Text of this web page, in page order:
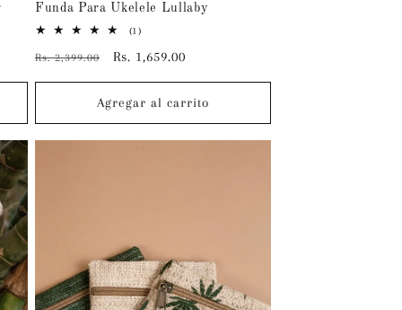
Funda Para Ukelele Lullaby
(1)1
totales
Precio
Rs. 2,399.00
Precio
oferta
Rs. 1,659.00
Agregar al carrito